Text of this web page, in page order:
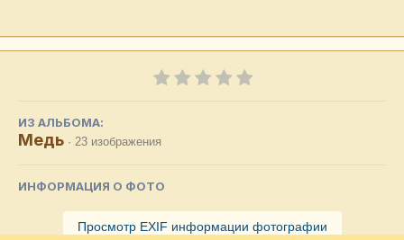
ИЗ АЛЬБОМА:
Медь · 23 изображения
ИНФОРМАЦИЯ О ФОТО
Просмотр EXIF информации фотографии